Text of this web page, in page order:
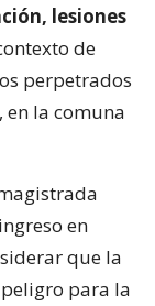
lesiones
de
perpetrados
en la comuna
en
que la
para la